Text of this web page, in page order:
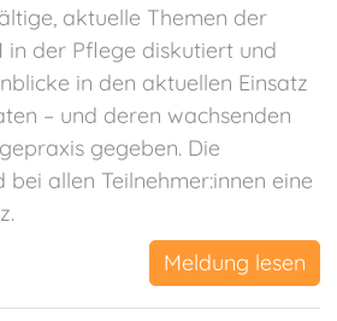
aktuelle Themen der
in der Pflege diskutiert und
in den aktuellen Einsatz
– und deren wachsenden
gegeben. Die
allen Teilnehmer:innen eine
Meldung lesen